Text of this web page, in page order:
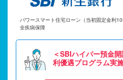
パワースマート住宅ローン（当初固定金利10
全疾病保障
＜SBIハイパー預金
利優遇プログラム実